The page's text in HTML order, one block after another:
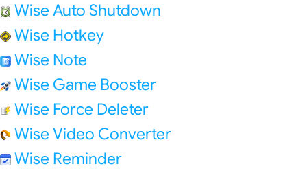
Wise Auto Shutdown
Wise Hotkey
Wise Note
Wise Game Booster
Wise Force Deleter
Wise Video Converter
Wise Reminder